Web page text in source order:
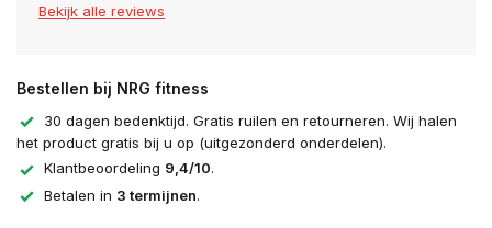
Bekijk alle reviews
Bestellen bij NRG fitness
30 dagen bedenktijd. Gratis ruilen en retourneren. Wij halen
het product gratis bij u op (uitgezonderd onderdelen).
Klantbeoordeling 9,4/10.
Betalen in 3 termijnen.